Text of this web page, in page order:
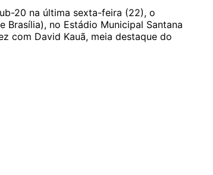
20 na última sexta-feira (22), o
no Estádio Municipal Santana
com David Kauã, meia destaque do